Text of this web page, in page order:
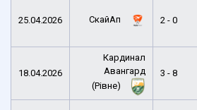
25.04.2026 СкайАп 2 - 0
18.04.2026
Кардинал
Авангард
(Рівне)
3 - 8